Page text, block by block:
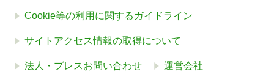
Cookie等の利用に関するガイドライン
サイトアクセス情報の取得について
法人・プレスお問い合わせ 運営会社